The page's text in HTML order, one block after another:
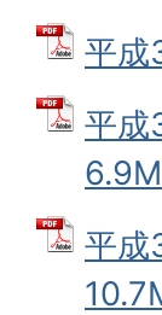
平成
平成
平成